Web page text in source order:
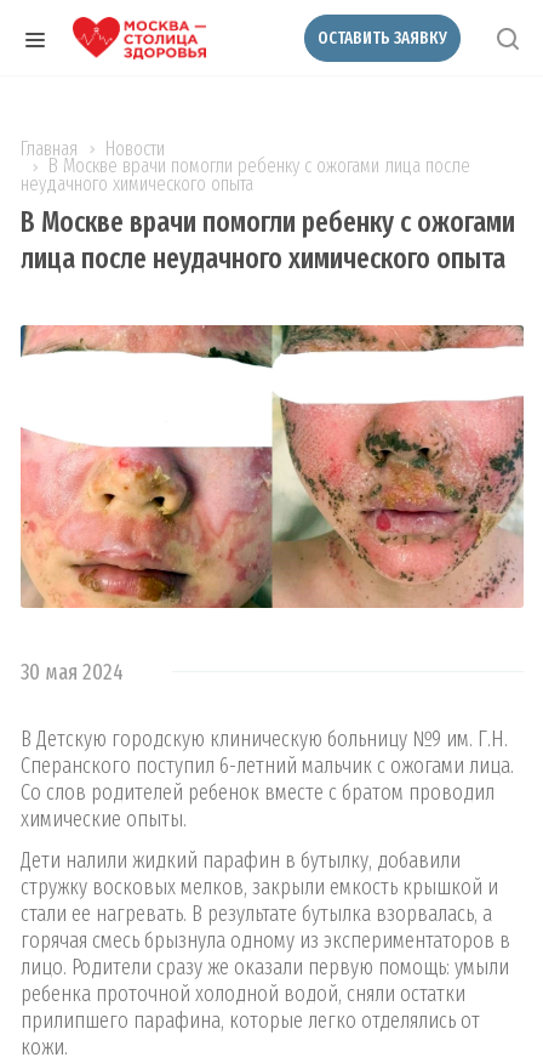
ОСТАВИТЬ ЗАЯВКУ
Главная Новости
В Москве врачи помогли ребенку с ожогами лица после
неудачного химического опыта
В Москве врачи помогли ребенку с ожогами
лица после неудачного химического опыта
30 мая 2024
В Детскую городскую клиническую больницу №9 им. Г.Н.
Сперанского поступил 6-летний мальчик с ожогами лица.
Со слов родителей ребенок вместе с братом проводил
химические опыты.
Дети налили жидкий парафин в бутылку, добавили
стружку восковых мелков, закрыли емкость крышкой и
стали ее нагревать. В результате бутылка взорвалась, а
горячая смесь брызнула одному из экспериментаторов в
лицо. Родители сразу же оказали первую помощь: умыли
ребенка проточной холодной водой, сняли остатки
прилипшего парафина, которые легко отделялись от
кожи.